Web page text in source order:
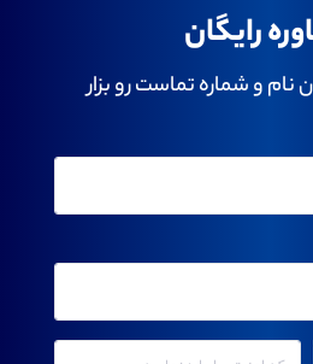
رایگان
نام و شماره تماست رو بزار